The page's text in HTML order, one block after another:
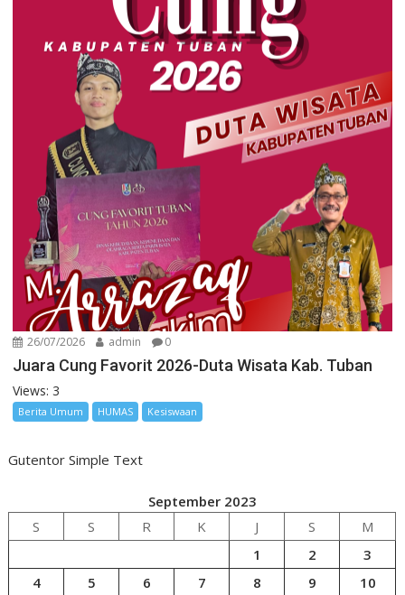
26/07/2026 admin 0
Juara Cung Favorit 2026-Duta Wisata Kab. Tuban
Views: 3
Berita Umum HUMAS Kesiswaan
Gutentor Simple Text
September 2023
S
S R K J S
M
1
2
3
4
5 6 7 8 9
10